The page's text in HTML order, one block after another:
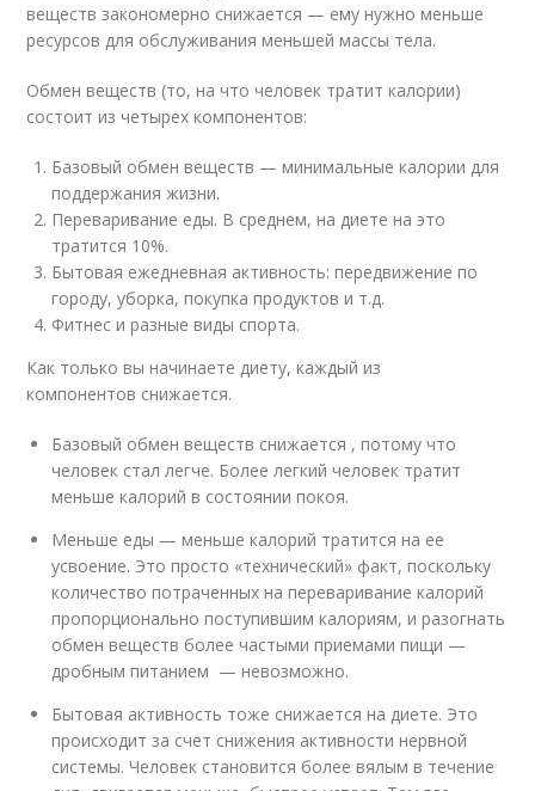
веществ закономерно снижается — ему нужно меньше
ресурсов для обслуживания меньшей массы тела.
Обмен веществ (то, на что человек тратит калории)
состоит из четырех компонентов:
Базовый обмен веществ — минимальные калории для
поддержания жизни.
Переваривание еды. В среднем, на диете на это
тратится 10%.
Бытовая ежедневная активность: передвижение по
городу, уборка, покупка продуктов и т.д.
Фитнес и разные виды спорта.
Как только вы начинаете диету, каждый из
компонентов снижается.
Базовый обмен веществ снижается , потому что
человек стал легче. Более легкий человек тратит
меньше калорий в состоянии покоя.
Меньше еды — меньше калорий тратится на ее
усвоение. Это просто «технический» факт, поскольку
количество потраченных на переваривание калорий
пропорционально поступившим калориям, и разогнать
обмен веществ более частыми приемами пищи —
дробным питанием — невозможно.
Бытовая активность тоже снижается на диете. Это
происходит за счет снижения активности нервной
системы. Человек становится более вялым в течение